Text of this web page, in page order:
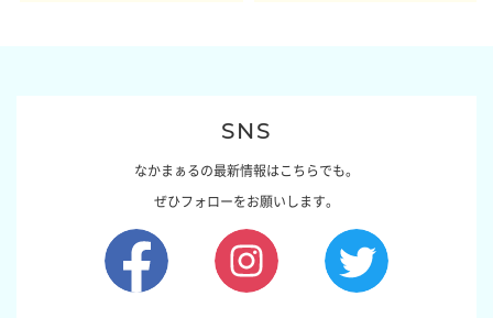
SNS
なかまぁるの最新情報はこちらでも。
ぜひフォローをお願いします。